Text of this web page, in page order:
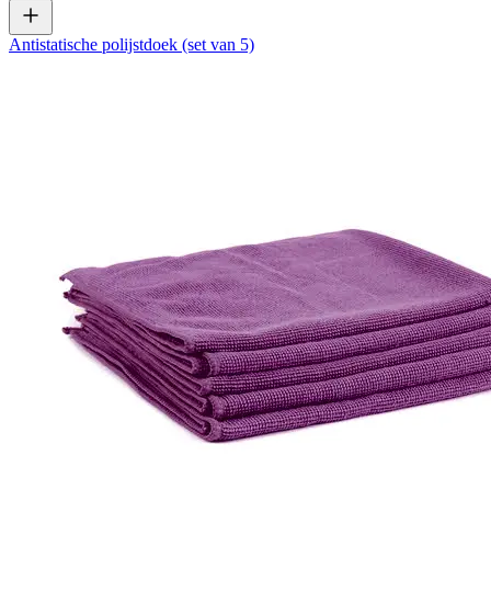
Antistatische polijstdoek (set van 5)